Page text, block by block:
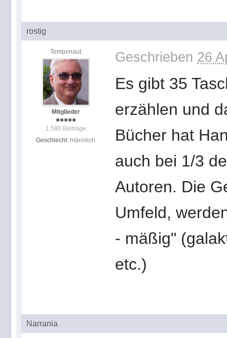
rostig
Temponaut
Mitglieder
1.580 Beiträge
Geschlecht: männlich
Geschrieben 26
Es gibt 35
erzählen und
Bücher hat
auch bei 1/3
Autoren. Die
Umfeld,
- mäßig"
etc.)
Narrania